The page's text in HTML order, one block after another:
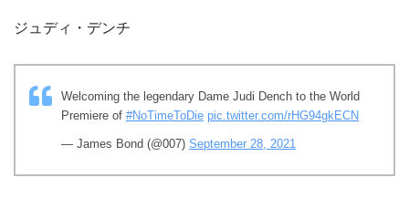
ジュディ・デンチ
Welcoming the legendary Dame Judi Dench to the World
Premiere of #NoTimeToDie pic.twitter.com/rHG94gkECN
— James Bond (@007) September 28, 2021